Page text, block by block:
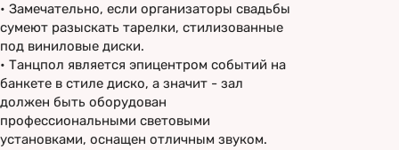
• Замечательно, если организаторы свадьбы
сумеют разыскать тарелки, стилизованные
под виниловые диски.
• Танцпол является эпицентром событий на
банкете в стиле диско, а значит - зал
должен быть оборудован
профессиональными световыми
установками, оснащен отличным звуком.